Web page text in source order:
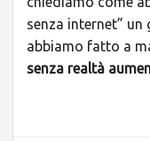
senza internet”
abbiamo fatto a
senza realtà